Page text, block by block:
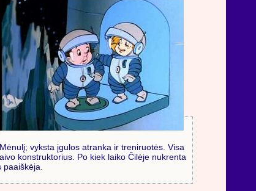
vyksta įgulos atranka ir treniruotės. Visa
konstruktorius. Po kiek laiko Čilėje nukrenta
paaiškėja.